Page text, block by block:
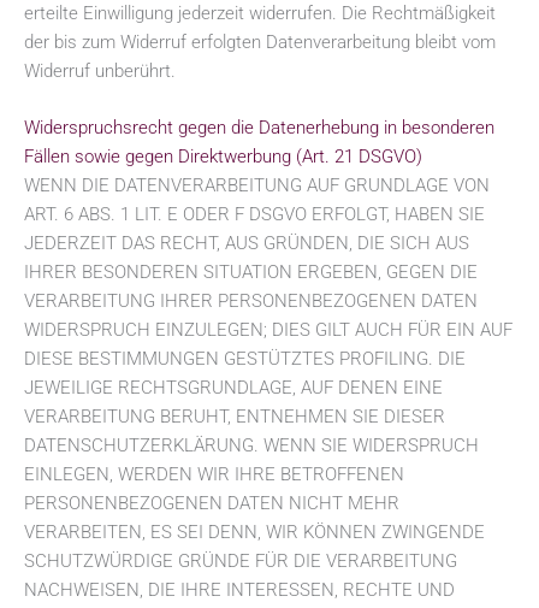
erteilte Einwilligung jederzeit widerrufen. Die Rechtmäßigkeit
der bis zum Widerruf erfolgten Datenverarbeitung bleibt vom
Widerruf unberührt.
Widerspruchsrecht gegen die Datenerhebung in besonderen
Fällen sowie gegen Direktwerbung (Art. 21 DSGVO)
WENN DIE DATENVERARBEITUNG AUF GRUNDLAGE VON
ART. 6 ABS. 1 LIT. E ODER F DSGVO ERFOLGT, HABEN SIE
JEDERZEIT DAS RECHT, AUS GRÜNDEN, DIE SICH AUS
IHRER BESONDEREN SITUATION ERGEBEN, GEGEN DIE
VERARBEITUNG IHRER PERSONENBEZOGENEN DATEN
WIDERSPRUCH EINZULEGEN; DIES GILT AUCH FÜR EIN AUF
DIESE BESTIMMUNGEN GESTÜTZTES PROFILING. DIE
JEWEILIGE RECHTSGRUNDLAGE, AUF DENEN EINE
VERARBEITUNG BERUHT, ENTNEHMEN SIE DIESER
DATENSCHUTZERKLÄRUNG. WENN SIE WIDERSPRUCH
EINLEGEN, WERDEN WIR IHRE BETROFFENEN
PERSONENBEZOGENEN DATEN NICHT MEHR
VERARBEITEN, ES SEI DENN, WIR KÖNNEN ZWINGENDE
SCHUTZWÜRDIGE GRÜNDE FÜR DIE VERARBEITUNG
NACHWEISEN, DIE IHRE INTERESSEN, RECHTE UND